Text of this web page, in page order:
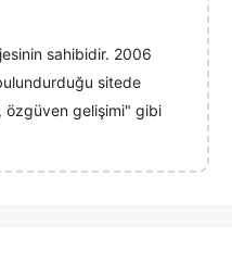
sahibidir. 2006
sitede
özgüven gelişimi" gibi